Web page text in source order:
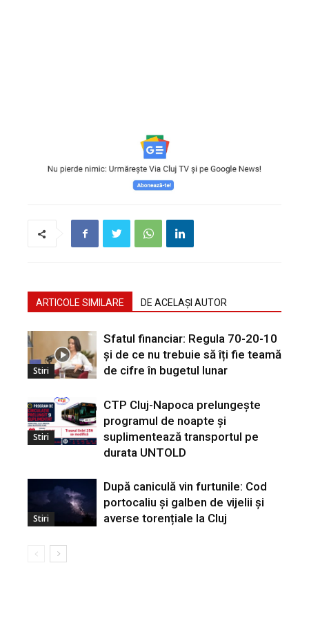
ARTICOLE SIMILARE DE ACELAȘI AUTOR
Stiri
Sfatul financiar: Regula 70-20-10
și de ce nu trebuie să îți fie teamă
de cifre în bugetul lunar
Stiri
CTP Cluj-Napoca prelungește
programul de noapte și
suplimentează transportul pe
durata UNTOLD
Stiri
După caniculă vin furtunile: Cod
portocaliu și galben de vijelii și
averse torențiale la Cluj